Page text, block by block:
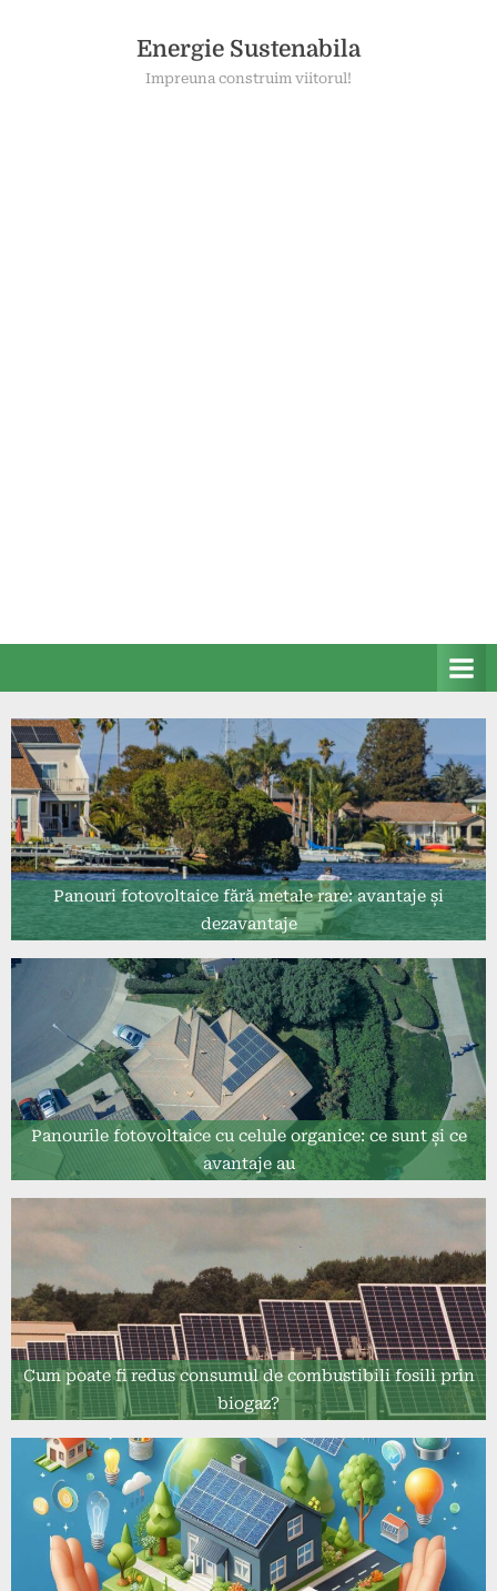
Energie Sustenabila
Impreuna construim viitorul!
Panouri fotovoltaice fără metale rare: avantaje și
dezavantaje
Panourile fotovoltaice cu celule organice: ce sunt și ce
avantaje au
Cum poate fi redus consumul de combustibili fosili prin
biogaz?